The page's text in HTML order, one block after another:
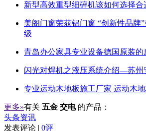
新型高效重型细碎机该如何选择合
美阁门窗荣获铝门窗 “创新性品牌
级
青岛办公家具专业设备德国原装的
闪光对焊机之液压系统介绍—苏州
专业运动木地板施工厂家 运动木
更多»有关 五金 交电 的产品：
头条资讯
发表评论 | 0评